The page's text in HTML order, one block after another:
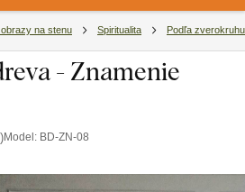
na stenu Spiritualita Podľa zverokruhu
- Znamenie
)Model: BD-ZN-08